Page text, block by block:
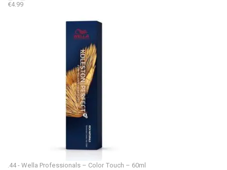
€4.99
.44 - Wella Professionals – Color Touch – 60ml